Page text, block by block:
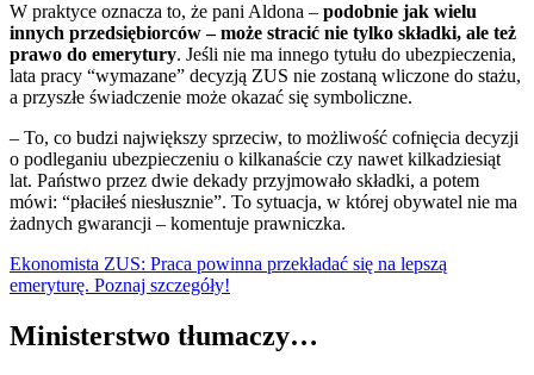
W praktyce oznacza to, że pani Aldona – podobnie jak wielu
innych przedsiębiorców – może stracić nie tylko składki, ale też
prawo do emerytury. Jeśli nie ma innego tytułu do ubezpieczenia,
lata pracy “wymazane” decyzją ZUS nie zostaną wliczone do stażu,
a przyszłe świadczenie może okazać się symboliczne.
– To, co budzi największy sprzeciw, to możliwość cofnięcia decyzji
o podleganiu ubezpieczeniu o kilkanaście czy nawet kilkadziesiąt
lat. Państwo przez dwie dekady przyjmowało składki, a potem
mówi: “płaciłeś niesłusznie”. To sytuacja, w której obywatel nie ma
żadnych gwarancji – komentuje prawniczka.
Ekonomista ZUS: Praca powinna przekładać się na lepszą
emeryturę. Poznaj szczegóły!
Ministerstwo tłumaczy…